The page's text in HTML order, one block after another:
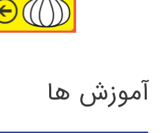
آموزش ها